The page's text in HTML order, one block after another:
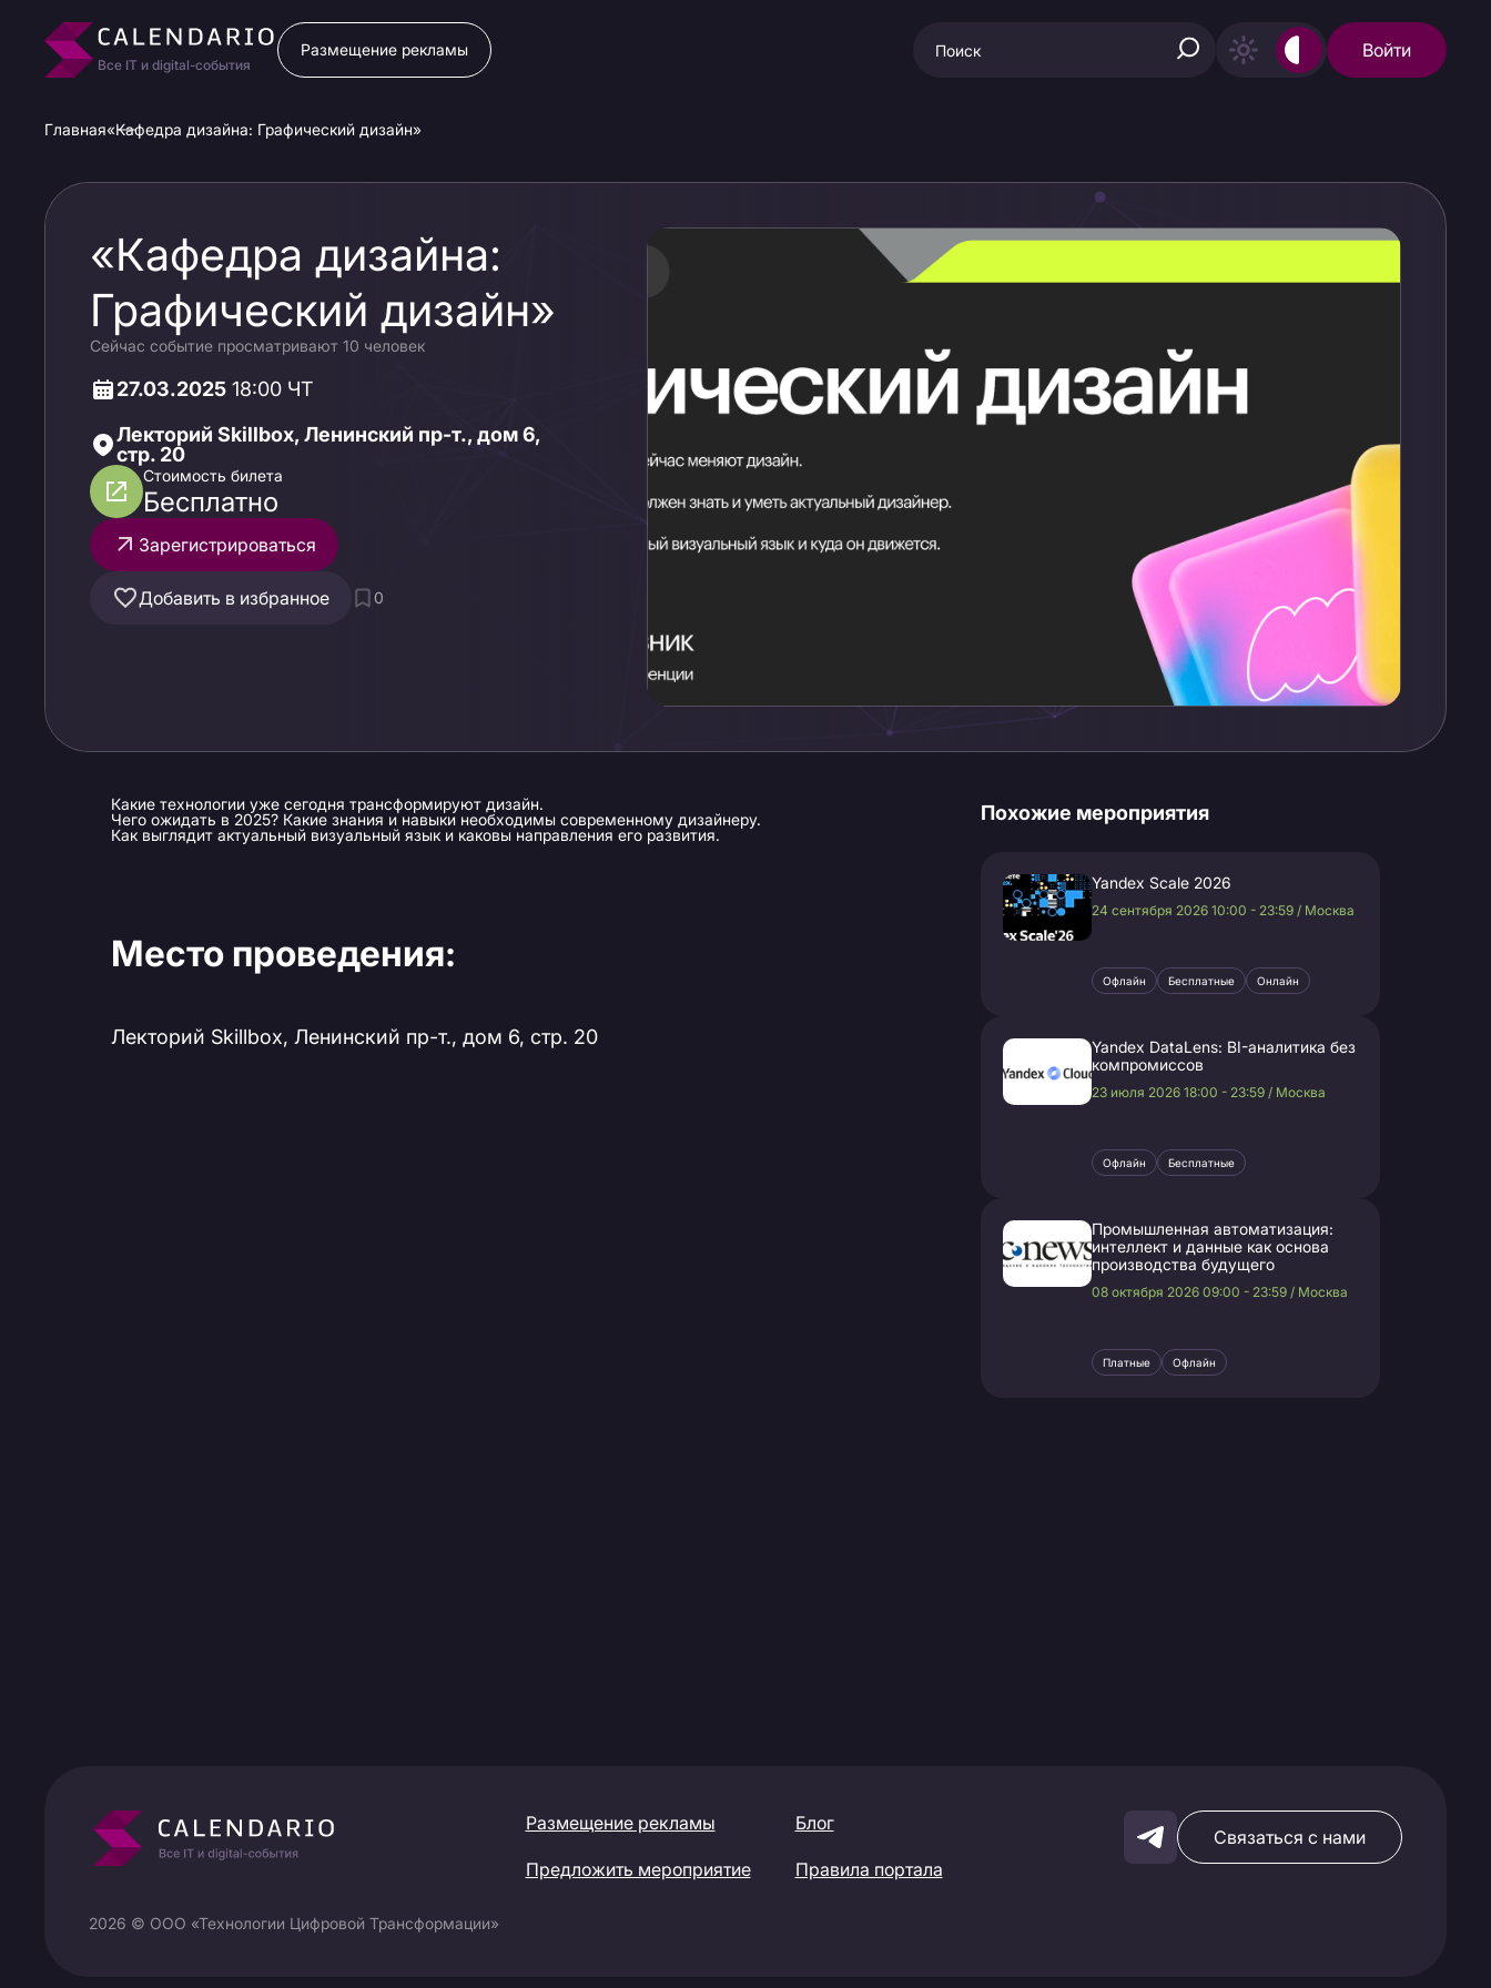
Все IT и digital-события
Размещение рекламы Войти
Главная«Кафедра дизайна: Графический дизайн»
«Кафедра дизайна:
Графический дизайн»
Сейчас событие просматривают 10 человек
27.03.2025 18:00 ЧТ
Лекторий Skillbox, Ленинский пр-т., дом 6,
стр. 20
Стоимость билета
Бесплатно
Зарегистрироваться
Добавить в избранное 0
Какие технологии уже сегодня трансформируют дизайн.
Чего ожидать в 2025? Какие знания и навыки необходимы современному дизайнеру.
Как выглядит актуальный визуальный язык и каковы направления его развития.
Место проведения:
Лекторий Skillbox, Ленинский пр-т., дом 6, стр. 20
Похожие мероприятия
Yandex Scale 2026
24 сентября 2026 10:00 - 23:59 / Москва
Офлайн Бесплатные Онлайн
Yandex DataLens: BI-аналитика без
компромиссов
23 июля 2026 18:00 - 23:59 / Москва
Офлайн Бесплатные
Промышленная автоматизация:
интеллект и данные как основа
производства будущего
08 октября 2026 09:00 - 23:59 / Москва
Платные Офлайн
Размещение рекламы Блог
Предложить мероприятие Правила портала
Связаться с нами
2026 © ООО «Технологии Цифровой Трансформации»